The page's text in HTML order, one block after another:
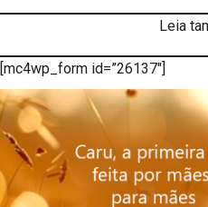
Leia
[mc4wp_form id=”26137″]